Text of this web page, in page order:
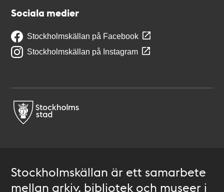
Sociala medier
Stockholmskällan på Facebook
Stockholmskällan på Instagram
Stockholmskällan är ett samarbete
mellan arkiv, bibliotek och museer i